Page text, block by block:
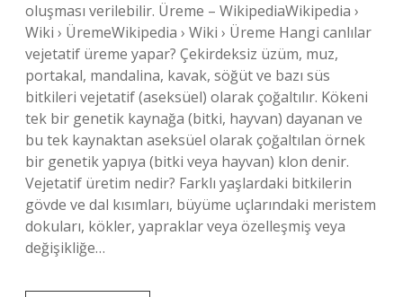
oluşması verilebilir. Üreme – WikipediaWikipedia ›
Wiki › ÜremeWikipedia › Wiki › Üreme Hangi canlılar
vejetatif üreme yapar? Çekirdeksiz üzüm, muz,
portakal, mandalina, kavak, söğüt ve bazı süs
bitkileri vejetatif (aseksüel) olarak çoğaltılır. Kökeni
tek bir genetik kaynağa (bitki, hayvan) dayanan ve
bu tek kaynaktan aseksüel olarak çoğaltılan örnek
bir genetik yapıya (bitki veya hayvan) klon denir.
Vejetatif üretim nedir? Farklı yaşlardaki bitkilerin
gövde ve dal kısımları, büyüme uçlarındaki meristem
dokuları, kökler, yapraklar veya özelleşmiş veya
değişikliğe…